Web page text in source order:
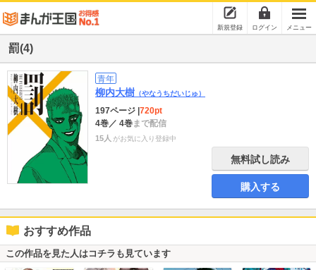
新規登録 ログイン メニュー
罰(4)
青年
柳内大樹 （やなうちだいじゅ）
197ページ 720pt
4巻／ 4巻まで配信
15人 がお気に入り登録中
無料試し読み
購入する
おすすめ作品
この作品を見た人はコチラも見ています